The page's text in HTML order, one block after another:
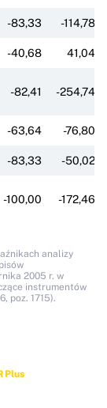
-83,33 -114,78
-40,68 41,04
-82,41 -254,74
-63,64 -76,80
-83,33 -50,02
-100,00 -172,46
analizy
2005 r. w
instrumentów
poz. 1715).
Plus